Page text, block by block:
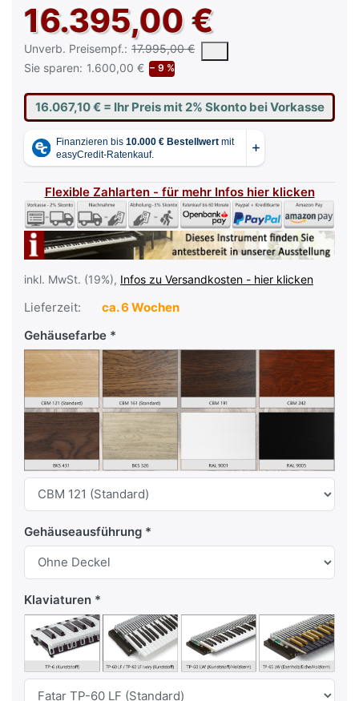
16.395,00 €
Unverb. Preisempf.: 17.995,00 €
Die UVP ist der vorgeschlagene oder empfohlene
Sie sparen: 1.600,00 € − 9 %
16.067,10 € = Ihr Preis mit 2% Skonto bei Vorkasse
Flexible Zahlarten - für mehr Infos hier klicken
inkl. MwSt. (19%), Infos zu Versandkosten - hier klicken
Lieferzeit:
ca. 6 Wochen
Gehäusefarbe
Gehäuseausführung
Klaviaturen